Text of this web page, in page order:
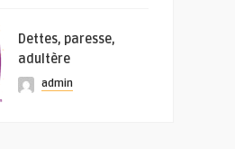
Dettes, paresse,
adultère
admin